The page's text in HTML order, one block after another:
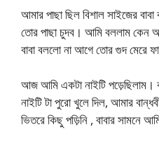
আমার পাছা ছিল বিশাল সাইজের
তোর পাছা চুদব। আমি বললাম কেন
বাবা বললো না আগে তোর গুদ মেরে
আজ আমি একটা নাইটি পড়েছিলাম।
নাইটি টা পুরো খুলে দিল, আমার
ভিতরে কিছু পড়িনি , বাবার সামনে